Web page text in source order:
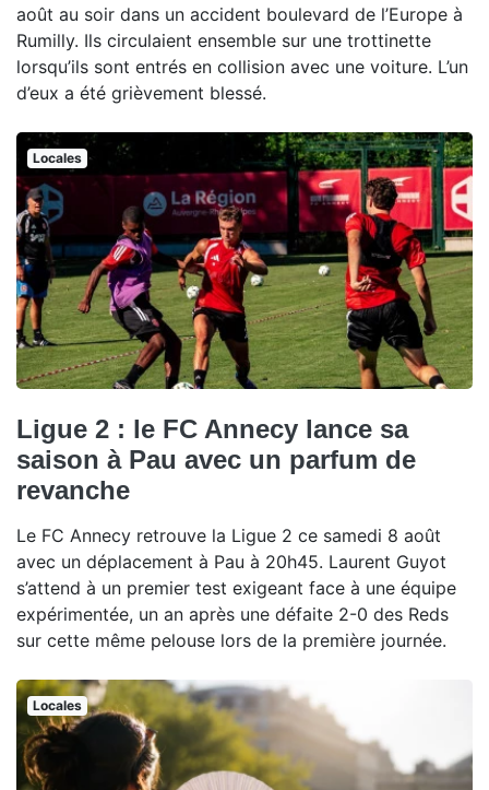
août au soir dans un accident boulevard de l’Europe à
Rumilly. Ils circulaient ensemble sur une trottinette
lorsqu’ils sont entrés en collision avec une voiture. L’un
d’eux a été grièvement blessé.
Locales
Ligue 2 : le FC Annecy lance sa
saison à Pau avec un parfum de
revanche
Le FC Annecy retrouve la Ligue 2 ce samedi 8 août
avec un déplacement à Pau à 20h45. Laurent Guyot
s’attend à un premier test exigeant face à une équipe
expérimentée, un an après une défaite 2-0 des Reds
sur cette même pelouse lors de la première journée.
Locales